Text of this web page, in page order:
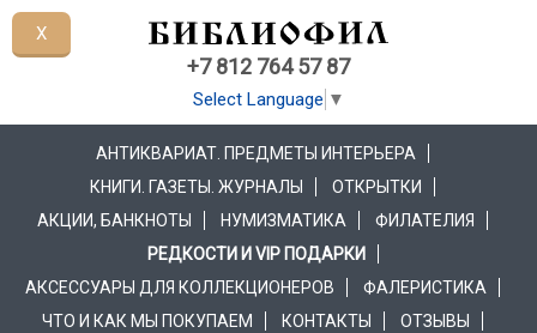
+7 812 764 57 87
Select Language ▼
АНТИКВАРИАТ. ПРЕДМЕТЫ ИНТЕРЬЕРА
КНИГИ. ГАЗЕТЫ. ЖУРНАЛЫ
ОТКРЫТКИ
АКЦИИ, БАНКНОТЫ
НУМИЗМАТИКА
ФИЛАТЕЛИЯ
РЕДКОСТИ И VIP ПОДАРКИ
АКСЕССУАРЫ ДЛЯ КОЛЛЕКЦИОНЕРОВ
ФАЛЕРИСТИКА
ЧТО И КАК МЫ ПОКУПАЕМ
КОНТАКТЫ
ОТЗЫВЫ
X